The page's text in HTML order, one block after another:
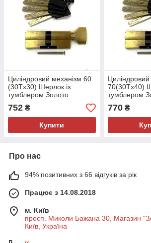
Циліндровий механізм 60
(30Тx30) Шерлок із
тумблером Золото
752 ₴
Купити
70(30Tx40)
тумблером
770₴
Про нас
94% позитивних з 66 відгуків за рік
Працює з 14.08.2018
м. Київ
просп. Миколи Бажана 30, Магазин
Київ, Україна